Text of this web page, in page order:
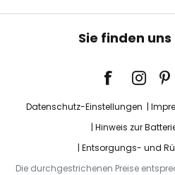
Sie finden
Datenschutz-Einstellungen
Hinweis zur
Entsorgungs- und
Die durchgestrichenen Preise